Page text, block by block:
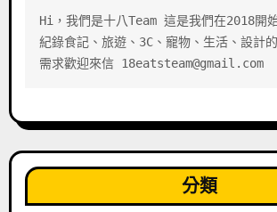
Hi，我們是十八Team 這是我們在2018開
紀錄食記、旅遊、3C、寵物、生活、設計
需求歡迎來信 18eatsteam@gmail.com
分類